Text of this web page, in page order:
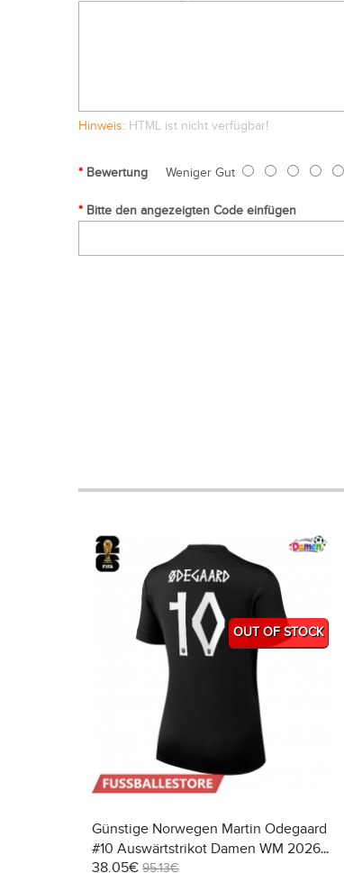
Hinweis: HTML ist nicht verfügbar!
Bewertung Weniger Gut
Bitte den angezeigten Code einfügen
OUT OF STOCK
Günstige Norwegen Martin Odegaard
#10 Auswärtstrikot Damen WM 2026
Kurzarm
38.05€ 95.13€